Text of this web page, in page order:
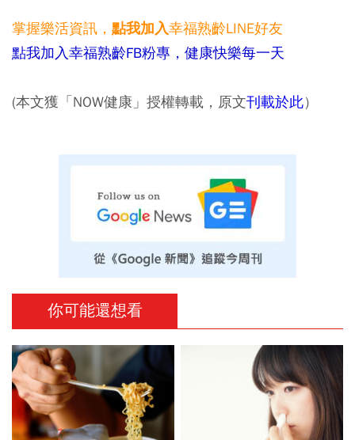
掌握樂活資訊， 點我加入幸福熟齡LINE好友
點我加入幸福熟齡FB粉專，健康快樂每一天
(本文獲「NOW健康」授權轉載，原文刊載於此）
你可能還想看